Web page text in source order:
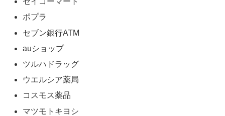
ポプラ
セブン銀行ATM
auショップ
ツルハドラッグ
ウエルシア薬局
コスモス薬品
マツモトキヨシ